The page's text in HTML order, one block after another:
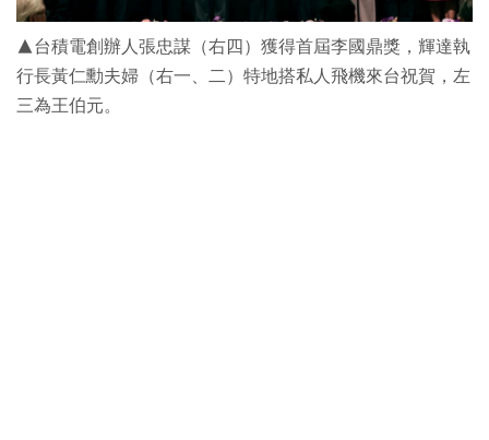
▲台積電創辦人張忠謀（右四）獲得首屆李國鼎獎，輝達執
行長黃仁勳夫婦（右一、二）特地搭私人飛機來台祝賀，左
三為王伯元。